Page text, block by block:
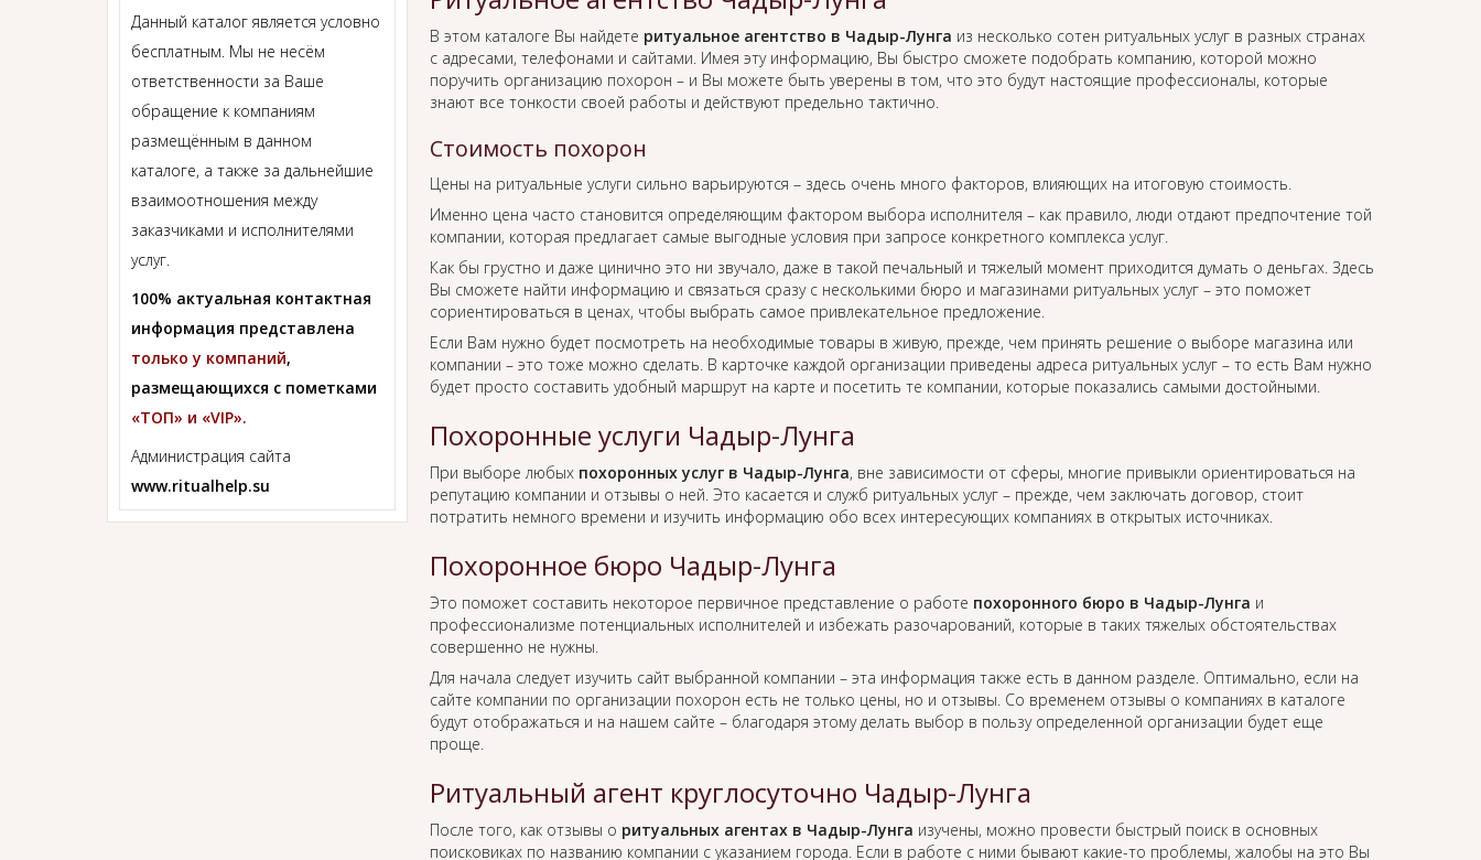
В этом каталоге Вы найдете ритуальное агентство в Чадыр-Лунга из несколько сотен ритуальных услуг в разных странах
с адресами, телефонами и сайтами. Имея эту информацию, Вы быстро сможете подобрать компанию, которой можно
поручить организацию похорон – и Вы можете быть уверены в том, что это будут настоящие профессионалы, которые
знают все тонкости своей работы и действуют предельно тактично.
Стоимость похорон
Цены на ритуальные услуги сильно варьируются – здесь очень много факторов, влияющих на итоговую стоимость.
Именно цена часто становится определяющим фактором выбора исполнителя – как правило, люди отдают предпочтение той
компании, которая предлагает самые выгодные условия при запросе конкретного комплекса услуг.
Как бы грустно и даже цинично это ни звучало, даже в такой печальный и тяжелый момент приходится думать о деньгах. Здесь
Вы сможете найти информацию и связаться сразу с несколькими бюро и магазинами ритуальных услуг – это поможет
сориентироваться в ценах, чтобы выбрать самое привлекательное предложение.
Если Вам нужно будет посмотреть на необходимые товары в живую, прежде, чем принять решение о выборе магазина или
компании – это тоже можно сделать. В карточке каждой организации приведены адреса ритуальных услуг – то есть Вам нужно
будет просто составить удобный маршрут на карте и посетить те компании, которые показались самыми достойными.
Похоронные услуги Чадыр-Лунга
При выборе любых похоронных услуг в Чадыр-Лунга, вне зависимости от сферы, многие привыкли ориентироваться на
репутацию компании и отзывы о ней. Это касается и служб ритуальных услуг – прежде, чем заключать договор, стоит
потратить немного времени и изучить информацию обо всех интересующих компаниях в открытых источниках.
Похоронное бюро Чадыр-Лунга
Это поможет составить некоторое первичное представление о работе похоронного бюро в Чадыр-Лунга и
профессионализме потенциальных исполнителей и избежать разочарований, которые в таких тяжелых обстоятельствах
совершенно не нужны.
Для начала следует изучить сайт выбранной компании – эта информация также есть в данном разделе. Оптимально, если на
сайте компании по организации похорон есть не только цены, но и отзывы. Со временем отзывы о компаниях в каталоге
будут отображаться и на нашем сайте – благодаря этому делать выбор в пользу определенной организации будет еще
проще.
Ритуальный агент круглосуточно Чадыр-Лунга
После того, как отзывы о ритуальных агентах в Чадыр-Лунга изучены, можно провести быстрый поиск в основных
поисковиках по названию компании с указанием города. Если в работе с ними бывают какие-то проблемы, жалобы на это Вы
Данный каталог является условно
бесплатным. Мы не несём
ответственности за Ваше
обращение к компаниям
размещённым в данном
каталоге, а также за дальнейшие
взаимоотношения между
заказчиками и исполнителями
услуг.
100% актуальная контактная
информация представлена
только у компаний,
размещающихся с пометками
«ТОП» и «VIP».
Администрация сайта
www.ritualhelp.su